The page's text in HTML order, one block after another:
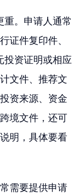
重。申请人通常
证件复印件、
投资证明或相应
文件、推荐文
资来源、资金
境文件，还可
明，具体要看
需要提供申请